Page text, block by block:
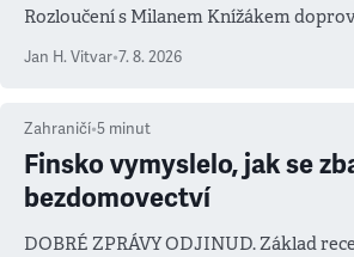
Rozloučení s Milanem Knížákem
salvy i kritika pokrokářů
Jan H. Vitvar•7. 8. 2026
Zahraničí•5 minut
Finsko vymyslelo, jak se
bezdomovectví
DOBRÉ ZPRÁVY ODJINUD. Základ